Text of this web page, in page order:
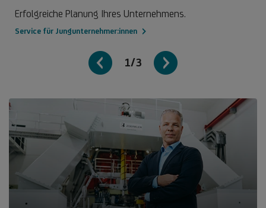
Erfolgreiche Planung Ihres Unternehmens.
Service für Jungunternehmer:innen
1/3